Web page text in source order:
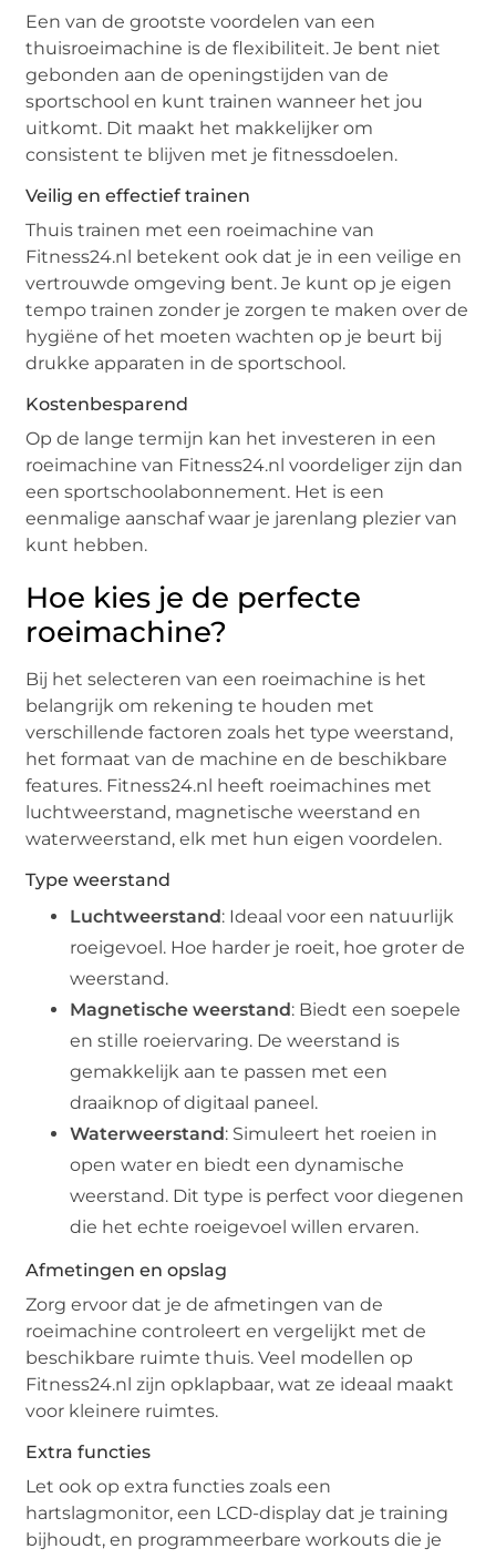
Een van de grootste voordelen van een
thuisroeimachine is de flexibiliteit. Je bent niet
gebonden aan de openingstijden van de
sportschool en kunt trainen wanneer het jou
uitkomt. Dit maakt het makkelijker om
consistent te blijven met je fitnessdoelen.
Veilig en effectief trainen
Thuis trainen met een roeimachine van
Fitness24.nl betekent ook dat je in een veilige en
vertrouwde omgeving bent. Je kunt op je eigen
tempo trainen zonder je zorgen te maken over de
hygiëne of het moeten wachten op je beurt bij
drukke apparaten in de sportschool.
Kostenbesparend
Op de lange termijn kan het investeren in een
roeimachine van Fitness24.nl voordeliger zijn dan
een sportschoolabonnement. Het is een
eenmalige aanschaf waar je jarenlang plezier van
kunt hebben.
Hoe kies je de perfecte
roeimachine?
Bij het selecteren van een roeimachine is het
belangrijk om rekening te houden met
verschillende factoren zoals het type weerstand,
het formaat van de machine en de beschikbare
features. Fitness24.nl heeft roeimachines met
luchtweerstand, magnetische weerstand en
waterweerstand, elk met hun eigen voordelen.
Type weerstand
Luchtweerstand : Ideaal voor een natuurlijk
roeigevoel. Hoe harder je roeit, hoe groter de
weerstand.
Magnetische weerstand : Biedt een soepele
en stille roeiervaring. De weerstand is
gemakkelijk aan te passen met een
draaiknop of digitaal paneel.
Waterweerstand : Simuleert het roeien in
open water en biedt een dynamische
weerstand. Dit type is perfect voor diegenen
die het echte roeigevoel willen ervaren.
Afmetingen en opslag
Zorg ervoor dat je de afmetingen van de
roeimachine controleert en vergelijkt met de
beschikbare ruimte thuis. Veel modellen op
Fitness24.nl zijn opklapbaar, wat ze ideaal maakt
voor kleinere ruimtes.
Extra functies
Let ook op extra functies zoals een
hartslagmonitor, een LCD-display dat je training
bijhoudt, en programmeerbare workouts die je